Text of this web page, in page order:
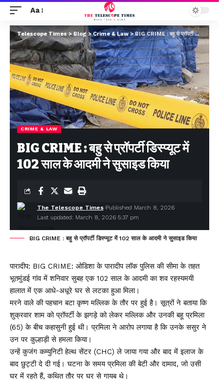
Aa
Telescope Times> Blog>Crime & Law >BIG CRIME : बहु से प्रॉपर्टी डिस्प्यूट में 102 साल के आदमी ने सुसाइड किया
CRIME & LAW
BIG CRIME : बहु से प्रॉपर्टी डिस्प्यूट में
102 साल के आदमी ने सुसाइड किया
Last updated: March 8, 2026 5:37 pm
The Telescope Times Published March 8, 2026
BIG CRIME : बहु से प्रॉपर्टी डिस्प्यूट में 102 साल के आदमी ने सुसाइड किया
पारादीप: BIG CRIME: ओडिशा के पारादीप लॉक पुलिस की सीमा के तहत
भूतमुंडई गांव में शनिवार सुबह एक 102 साल के आदमी का शव रहस्यमयी
हालात में एक आधे-अधूरे घर से लटका हुआ मिला।
मरने वाले की पहचान बटा कृष्ण मल्लिक के तौर पर हुई है। सूत्रों ने बताया कि
शुक्रवार शाम को प्रॉपर्टी के झगड़े को लेकर मल्लिक और उनकी बहू प्रमिला
(65) के बीच कहासुनी हुई थी। प्रमिला ने आरोप लगाया है कि उनके ससुर ने
उन पर कुल्हाड़ी से हमला किया।
उन्हें कुजंग कम्युनिटी हेल्थ सेंटर (CHC) ले जाया गया और बाद में इलाज के
बाद छुट्टी दे दी गई। घटना के समय प्रमिला की बेटी और दामाद, जो उसी
घर में रहते हैं, कथित तौर पर घर से गायब थे।